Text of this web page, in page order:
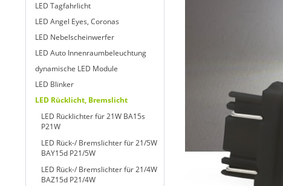
LED Tagfahrlicht
LED Angel Eyes, Coronas
LED Nebelscheinwerfer
LED Auto Innenraumbeleuchtung
dynamische LED Module
LED Blinker
LED Rücklicht, Bremslicht
LED Rücklichter für 21W BA15s
P21W
LED Rück-/ Bremslichter für 21/5W
BAY15d P21/5W
LED Rück-/ Bremslichter für 21/4W
BAZ15d P21/4W